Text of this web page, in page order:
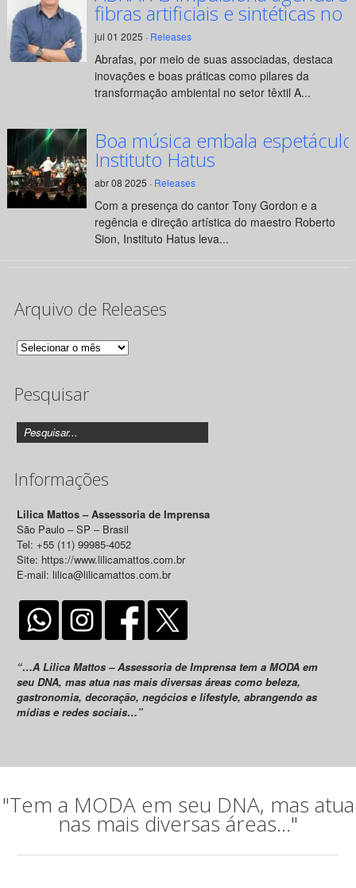
fibras artificiais e sintéticas no
jul 01 2025 · Releases
Abrafas, por meio de suas associadas, destaca
inovações e boas práticas como pilares da
transformação ambiental no setor têxtil A...
Boa música embala
Instituto Hatus
abr 08 2025 · Releases
Com a presença do cantor Tony Gordon e a
regência e direção artística do maestro Roberto
Sion, Instituto Hatus leva...
Arquivo de Releases
Arquivo
Releases
Pesquisar
Informações
Lilica Mattos – Assessoria de Imprensa
São Paulo – SP – Brasil
Tel: +55 (11) 99985-4052
Site: https://www.lilicamattos.com.br
E-mail: lilica@lilicamattos.com.br
“…A Lilica Mattos – Assessoria de Imprensa tem a MODA em
seu DNA, mas atua nas mais diversas áreas como beleza,
gastronomia, decoração, negócios e lifestyle, abrangendo as
mídias e redes sociais…”
"Tem a MODA em seu DNA, mas atua
nas mais diversas áreas..."